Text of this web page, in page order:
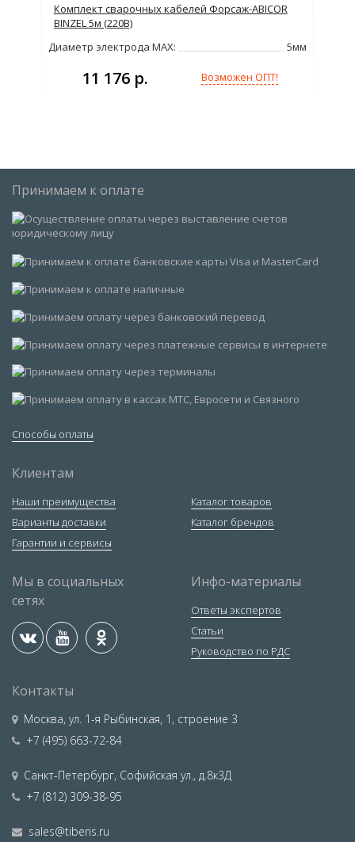
Комплект сварочных кабелей Форсаж-ABICOR
BINZEL 5м (220В)
Диаметр электрода MAX:
5мм
11 176 р. Возможен ОПТ!
Принимаем к оплате
Способы оплаты
Клиентам
Наши преимущества
Варианты доставки
Гарантии и сервисы
Каталог товаров
Каталог брендов
Мы в социальных
сетях
Инфо-материалы
Ответы экспертов
Статьи
Руководство по РДС
Контакты
Москва, ул. 1-я Рыбинская, 1, строение 3
+7 (495) 663-72-84
Санкт-Петербург, Софийская ул., д.8к3Д
+7 (812) 309-38-95
sales@tiberis.ru